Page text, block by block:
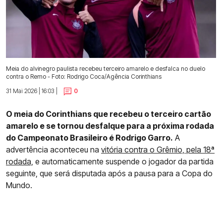
Meia do alvinegro paulista recebeu terceiro amarelo e desfalca no duelo
contra o Remo - Foto: Rodrigo Coca/Agência Corinthians
31 Mai 2026 | 16:03 |
0
O meia do Corinthians que recebeu o terceiro cartão
amarelo e se tornou desfalque para a próxima rodada
do Campeonato Brasileiro é Rodrigo Garro. A
advertência aconteceu na vitória contra o Grêmio, pela 18ª
rodada, e automaticamente suspende o jogador da partida
seguinte, que será disputada após a pausa para a Copa do
Mundo.